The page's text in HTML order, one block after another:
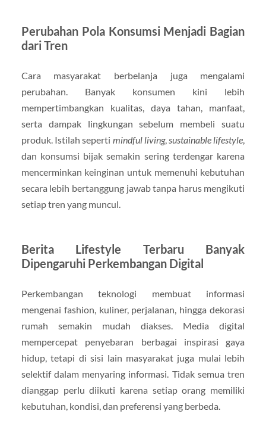
Perubahan Pola Konsumsi Menjadi Bagian
dari Tren
Cara masyarakat berbelanja juga mengalami
perubahan. Banyak konsumen kini lebih
mempertimbangkan kualitas, daya tahan, manfaat,
serta dampak lingkungan sebelum membeli suatu
produk. Istilah seperti mindful living,sustainable lifestyle,
dan konsumsi bijak semakin sering terdengar karena
mencerminkan keinginan untuk memenuhi kebutuhan
secara lebih bertanggung jawab tanpa harus mengikuti
setiap tren yang muncul.
Berita Lifestyle Terbaru Banyak
Dipengaruhi Perkembangan Digital
Perkembangan teknologi membuat informasi
mengenai fashion, kuliner, perjalanan, hingga dekorasi
rumah semakin mudah diakses. Media digital
mempercepat penyebaran berbagai inspirasi gaya
hidup, tetapi di sisi lain masyarakat juga mulai lebih
selektif dalam menyaring informasi. Tidak semua tren
dianggap perlu diikuti karena setiap orang memiliki
kebutuhan, kondisi, dan preferensi yang berbeda.